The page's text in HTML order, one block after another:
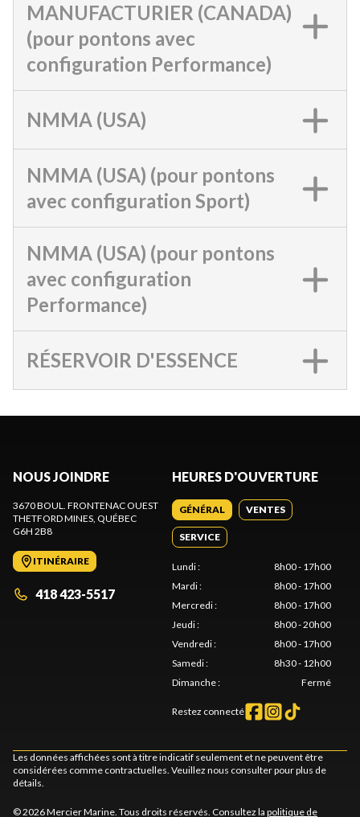
MANUFACTURIER (CANADA)
(pour pontons avec
configuration Performance)
NMMA (USA)
NMMA (USA) (pour pontons
avec configuration Sport)
NMMA (USA) (pour pontons
avec configuration
Performance)
RÉSERVOIR D'ESSENCE
NOUS JOINDRE
3670 BOUL. FRONTENAC OUEST
THETFORD MINES, QUÉBEC
G6H 2B8
ITINÉRAIRE
418 423-5517
HEURES D'OUVERTURE
GÉNÉRAL VENTES
SERVICE
Lundi:
8h00 - 17h00
Mardi:
8h00 - 17h00
Mercredi:
8h00 - 17h00
Jeudi:
8h00 - 20h00
Vendredi:
8h00 - 17h00
Samedi:
8h30 - 12h00
Dimanche: Fermé
Restez connecté
Les données affichées sont à titre indicatif seulement et ne peuvent être
considérées comme contractuelles. Veuillez nous consulter pour plus de
détails.
© 2026 Mercier Marine. Tous droits réservés. Consultez la politique de